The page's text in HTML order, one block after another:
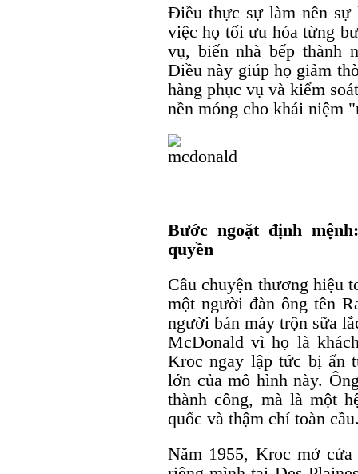
Điều thực sự làm nên sự
việc họ tối ưu hóa từng
vụ, biến nhà bếp thành
Điều này giúp họ giảm
hàng phục vụ và kiểm
nền móng cho khái niệm
Bước ngoặt định
quyền
Câu chuyện thương hiệu
một người đàn ông tên
người bán máy trộn sữa
McDonald vì họ là
Kroc ngay lập tức bị ấn
lớn của mô hình này.
thành công, mà là một
quốc và thậm chí toàn
Năm 1955, Kroc mở